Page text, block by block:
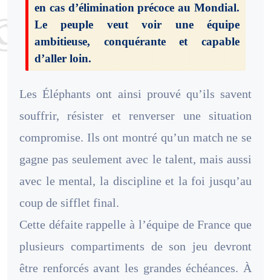
en cas d’élimination précoce au Mondial.
Le peuple veut voir une équipe
ambitieuse, conquérante et capable
d’aller loin.
Les Éléphants ont ainsi prouvé qu’ils savent
souffrir, résister et renverser une situation
compromise. Ils ont montré qu’un match ne se
gagne pas seulement avec le talent, mais aussi
avec le mental, la discipline et la foi jusqu’au
coup de sifflet final.
Cette défaite rappelle à l’équipe de France que
plusieurs compartiments de son jeu devront
être renforcés avant les grandes échéances. À